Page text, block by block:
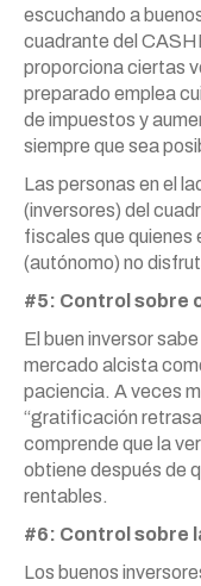
escuchando a
cuadrante del
proporciona ciertas
preparado emplea
de impuestos y
siempre que sea
Las personas en el
(inversores) del
fiscales que quienes
(autónomo) no
#5: Control sobre
El buen inversor
mercado alcista
paciencia. A veces
“gratificación
comprende que la
obtiene después de
rentables.
#6: Control sobre
Los buenos